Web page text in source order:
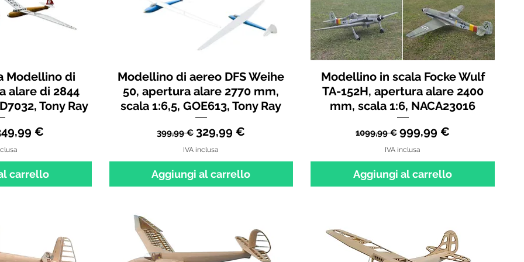
Modellino di
alare di 2844
Tony Ray
scontato
€
carrello
Modellino di aereo DFS Weihe
50, apertura alare 2770 mm,
scala 1:6,5, GOE613, Tony Ray
Prezzo regolare
399,99 € Prezzo scontato
329,99 €
IVA inclusa
Aggiungi al carrello
Modellino in scala Focke Wulf
TA-152H, apertura alare 2400
mm, scala 1:6, NACA23016
Prezzo regolare
1099,99 € Prezzo scontato
999,99 €
IVA inclusa
Aggiungi al carrello